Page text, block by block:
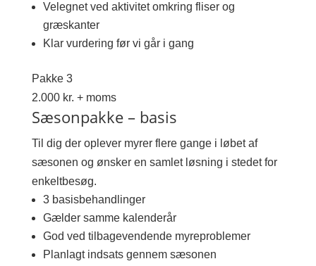
Velegnet ved aktivitet omkring fliser og
græskanter
Klar vurdering før vi går i gang
Pakke 3
2.000 kr. + moms
Sæsonpakke – basis
Til dig der oplever myrer flere gange i løbet af
sæsonen og ønsker en samlet løsning i stedet for
enkeltbesøg.
3 basisbehandlinger
Gælder samme kalenderår
God ved tilbagevendende myreproblemer
Planlagt indsats gennem sæsonen